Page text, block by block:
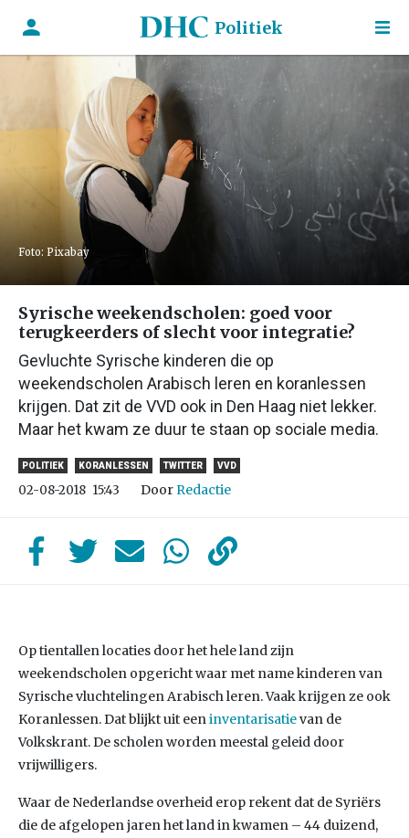
Politiek
Foto: Pixabay
Syrische weekendscholen: goed voor
terugkeerders of slecht voor integratie?
Gevluchte Syrische kinderen die op
weekendscholen Arabisch leren en koranlessen
krijgen. Dat zit de VVD ook in Den Haag niet lekker.
Maar het kwam ze duur te staan op sociale media.
POLITIEK KORANLESSEN TWITTER VVD
02-08-2018 15:43 DoorRedactie
Op tientallen locaties door het hele land zijn
weekendscholen opgericht waar met name kinderen van
Syrische vluchtelingen Arabisch leren. Vaak krijgen ze ook
Koranlessen. Dat blijkt uit eeninventarisatievan de
Volkskrant. De scholen worden meestal geleid door
vrijwilligers.
Waar de Nederlandse overheid erop rekent dat de Syriërs
die de afgelopen jaren het land in kwamen – 44 duizend,